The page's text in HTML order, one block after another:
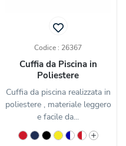
Codice : 26367
Cuffia da Piscina in
Poliestere
Cuffia da piscina realizzata in
poliestere , materiale leggero
e facile da...